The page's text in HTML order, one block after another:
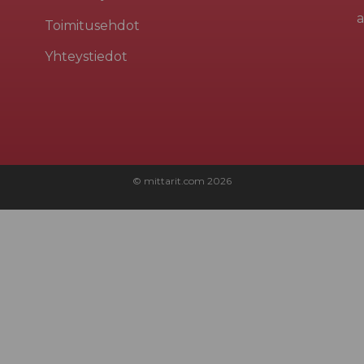
Toimitusehdot
Yhteystiedot
© mittarit.com 2026